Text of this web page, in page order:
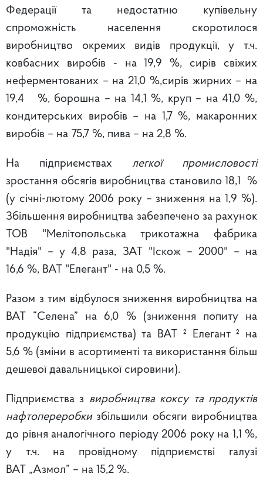
Федерації та недостатню купівельну
спроможність населення скоротилося
виробництво окремих видів продукції, у т.ч.
ковбасних виробів - на 19,9 %, сирів свіжих
неферментованих – на 21,0 %,сирів жирних – на
19,4 %, борошна – на 14,1 %, круп – на 41,0 %,
кондитерських виробів – на 1,7 %, макаронних
виробів – на 75,7 %, пива – на 2,8 %.
На підприємствах легкої промисловості
зростання обсягів виробництва становило 18,1 %
(у січні-лютому 2006 року – зниження на 1,9 %).
Збільшення виробництва забезпечено за рахунок
ТОВ "Мелітопольська трикотажна фабрика
"Надія" – у 4,8 раза, ЗАТ "Іскож – 2000" – на
16,6 %, ВАТ "Елегант" - на 0,5 %.
Разом з тим відбулося зниження виробництва на
ВАТ “Селена” на 6,0 % (зниження попиту на
продукцію підприємства) та ВАТ ² Елегант ² на
5,6 % (зміни в асортименті та використання більш
дешевої давальницької сировини).
Підприємства з виробництва коксу та продуктів
нафтопереробкизбільшили обсяги виробництва
до рівня аналогічного періоду 2006 року на 1,1 %,
у т.ч. на провідному підприємстві галузі
ВАТ „Азмол” – на 15,2 %.